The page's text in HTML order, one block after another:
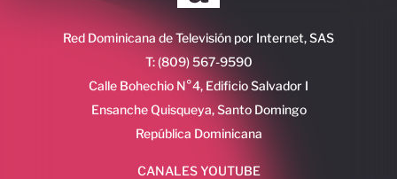
Red Dominicana de Televisión por Internet, SAS
T: (809) 567-9590
Calle Bohechio N°4, Edificio Salvador I
Ensanche Quisqueya, Santo Domingo
República Dominicana
CANALES YOUTUBE